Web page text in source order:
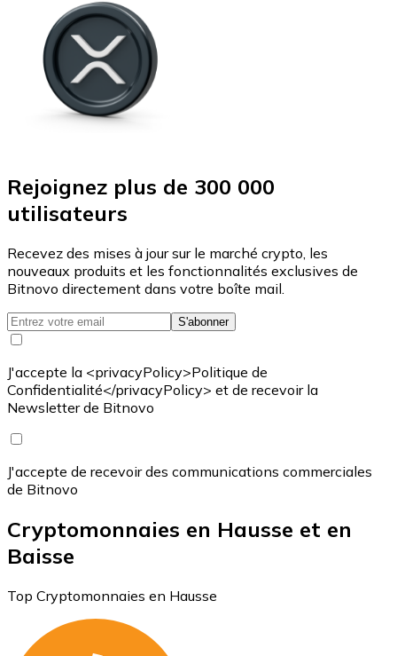
Rejoignez plus de 300 000
utilisateurs
Recevez des mises à jour sur le marché crypto, les
nouveaux produits et les fonctionnalités exclusives de
Bitnovo directement dans votre boîte mail.
S'abonner
J'accepte la <privacyPolicy>Politique de
Confidentialité</privacyPolicy> et de recevoir la
Newsletter de Bitnovo
J'accepte de recevoir des communications commerciales
de Bitnovo
Cryptomonnaies en Hausse et en
Baisse
Top Cryptomonnaies en Hausse